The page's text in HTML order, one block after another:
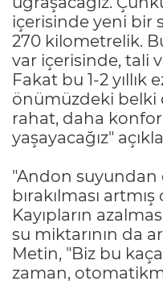
içerisinde yeni bir
270 kilometrelik.
var içerisinde, tali
Fakat bu 1-2 yıllık
önümüzdeki belki
rahat, daha
yaşayacağız"
"Andon suyundan
bırakılması
Kayıpların
su miktarının da
Metin, "Biz bu
zaman,